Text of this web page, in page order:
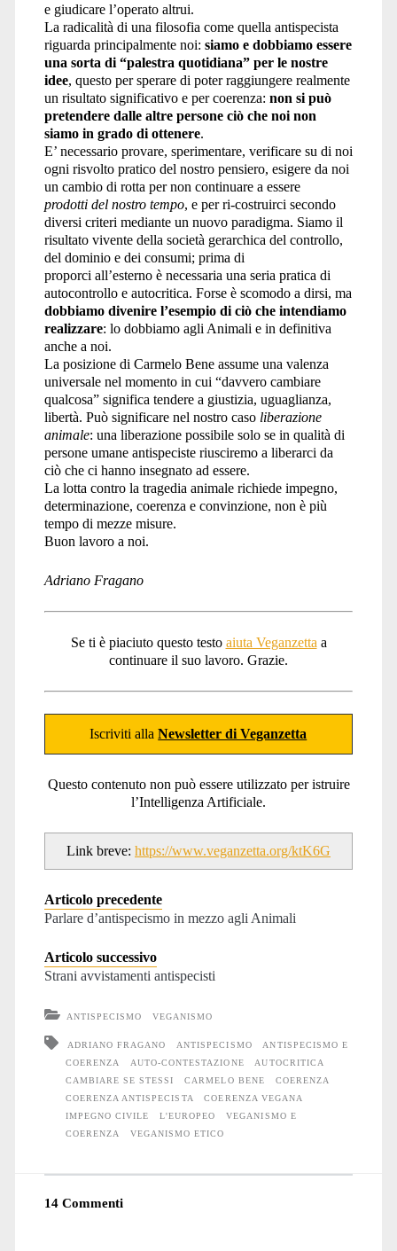
e giudicare l’operato altrui.
La radicalità di una filosofia come quella antispecista
riguarda principalmente noi: siamo e dobbiamo essere
una sorta di “palestra quotidiana” per le nostre
idee, questo per sperare di poter raggiungere realmente
un risultato significativo e per coerenza: non si può
pretendere dalle altre persone ciò che noi non
siamo in grado di ottenere.
E’ necessario provare, sperimentare, verificare su di noi
ogni risvolto pratico del nostro pensiero, esigere da noi
un cambio di rotta per non continuare a essere
prodotti del nostro tempo, e per ri-costruirci secondo
diversi criteri mediante un nuovo paradigma. Siamo il
risultato vivente della società gerarchica del controllo,
del dominio e dei consumi; prima di
proporci all’esterno è necessaria una seria pratica di
autocontrollo e autocritica. Forse è scomodo a dirsi, ma
dobbiamo divenire l’esempio di ciò che intendiamo
realizzare: lo dobbiamo agli Animali e in definitiva
anche a noi.
La posizione di Carmelo Bene assume una valenza
universale nel momento in cui “davvero cambiare
qualcosa” significa tendere a giustizia, uguaglianza,
libertà. Può significare nel nostro caso liberazione
animale: una liberazione possibile solo se in qualità di
persone umane antispeciste riusciremo a liberarci da
ciò che ci hanno insegnato ad essere.
La lotta contro la tragedia animale richiede impegno,
determinazione, coerenza e convinzione, non è più
tempo di mezze misure.
Buon lavoro a noi.
Adriano Fragano
Se ti è piaciuto questo testo aiuta Veganzetta a
continuare il suo lavoro. Grazie.
Iscriviti allaNewsletter di Veganzetta
Questo contenuto non può essere utilizzato per istruire
l’Intelligenza Artificiale.
Link breve: https://www.veganzetta.org/ktK6G
Articolo precedente
Parlare d’antispecismo in mezzo agli Animali
Articolo successivo
Strani avvistamenti antispecisti
ANTISPECISMO VEGANISMO
ADRIANO FRAGANO ANTISPECISMO
ANTISPECISMO E
COERENZA
AUTO-CONTESTAZIONE
AUTOCRITICA
CAMBIARE SE STESSI
CARMELO BENE
COERENZA
COERENZA ANTISPECISTA
COERENZA VEGANA
IMPEGNO CIVILE
L'EUROPEO
VEGANISMO E
COERENZA
VEGANISMO ETICO
14 Commenti